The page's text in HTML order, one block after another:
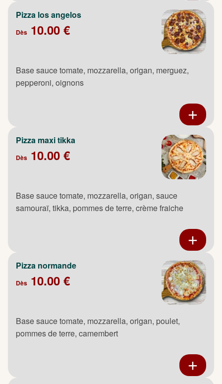
Pizza los angelos
Dès 10.00 €
Base sauce tomate, mozzarella, origan, merguez,
pepperoni, oignons
Pizza maxi tikka
Dès 10.00 €
Base sauce tomate, mozzarella, origan, sauce
samouraï, tikka, pommes de terre, crème fraiche
Pizza normande
Dès 10.00 €
Base sauce tomate, mozzarella, origan, poulet,
pommes de terre, camembert